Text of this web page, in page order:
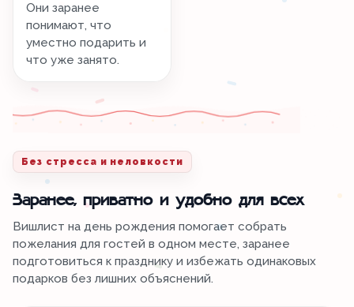
Они заранее
понимают, что
уместно подарить и
что уже занято.
Без стресса и неловкости
Заранее, приватно и удобно для всех
Вишлист на день рождения помогает собрать
пожелания для гостей в одном месте, заранее
подготовиться к празднику и избежать одинаковых
подарков без лишних объяснений.